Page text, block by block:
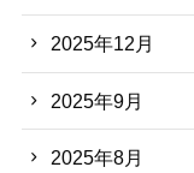
2025年12月
2025年9月
2025年8月